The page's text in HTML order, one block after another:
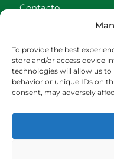
To provide the best
store and/or access device
technologies will allow us to
behavior or unique IDs on
consent, may adversely
Contacto
CONTACTO
942540013
696426646
609472979
Fdez. Hontoria
De lunes a